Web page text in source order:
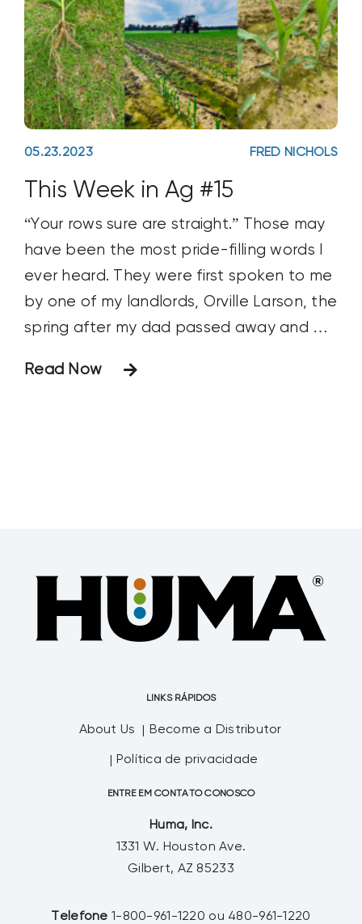
05.23.2023 FRED NICHOLS
This Week in Ag #15
“Your rows sure are straight.” Those may
have been the most pride-filling words I
ever heard. They were first spoken to me
by one of my landlords, Orville Larson, the
spring after my dad passed away and all
Orville made a habit of driving out to his
Read Now
LINKS RÁPIDOS
About Us Become a Distributor
Política de privacidade
ENTRE EM CONTATO CONOSCO
Huma, Inc.
1331 W. Houston Ave.
Gilbert, AZ 85233
Telefone 1-800-961-1220 ou 480-961-1220